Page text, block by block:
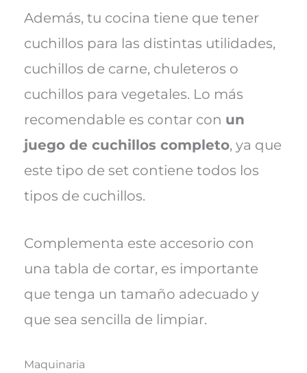
Además, tu cocina tiene que tener
cuchillos para las distintas utilidades,
cuchillos de carne, chuleteros o
cuchillos para vegetales. Lo más
recomendable es contar con un
juego de cuchillos completo, ya que
este tipo de set contiene todos los
tipos de cuchillos.
Complementa este accesorio con
una tabla de cortar, es importante
que tenga un tamaño adecuado y
que sea sencilla de limpiar.
Maquinaria